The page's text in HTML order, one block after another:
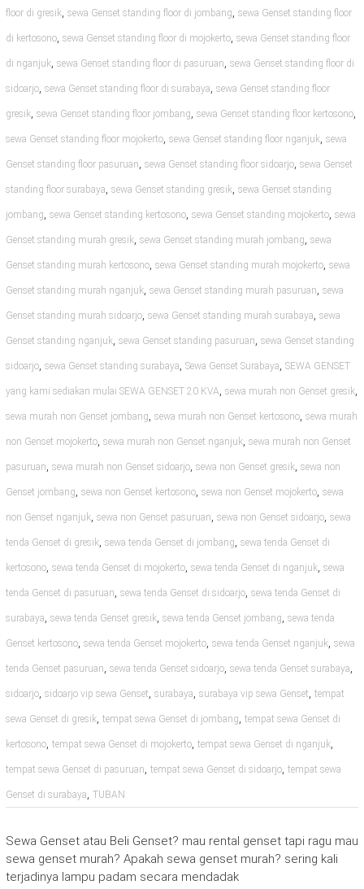
floor di gresik, sewa Genset standing floor di jombang, sewa Genset standing floor
di kertosono, sewa Genset standing floor di mojokerto, sewa Genset standing floor
di nganjuk, sewa Genset standing floor di pasuruan, sewa Genset standing floor di
sidoarjo, sewa Genset standing floor di surabaya, sewa Genset standing floor
gresik, sewa Genset standing floor jombang, sewa Genset standing floor kertosono,
sewa Genset standing floor mojokerto, sewa Genset standing floor nganjuk, sewa
Genset standing floor pasuruan, sewa Genset standing floor sidoarjo, sewa Genset
standing floor surabaya, sewa Genset standing gresik, sewa Genset standing
jombang, sewa Genset standing kertosono, sewa Genset standing mojokerto, sewa
Genset standing murah gresik, sewa Genset standing murah jombang, sewa
Genset standing murah kertosono, sewa Genset standing murah mojokerto, sewa
Genset standing murah nganjuk, sewa Genset standing murah pasuruan, sewa
Genset standing murah sidoarjo, sewa Genset standing murah surabaya, sewa
Genset standing nganjuk, sewa Genset standing pasuruan, sewa Genset standing
sidoarjo, sewa Genset standing surabaya, Sewa Genset Surabaya, SEWA GENSET
yang kami sediakan mulai SEWA GENSET 20 KVA, sewa murah non Genset gresik,
sewa murah non Genset jombang, sewa murah non Genset kertosono, sewa murah
non Genset mojokerto, sewa murah non Genset nganjuk, sewa murah non Genset
pasuruan, sewa murah non Genset sidoarjo, sewa non Genset gresik, sewa non
Genset jombang, sewa non Genset kertosono, sewa non Genset mojokerto, sewa
non Genset nganjuk, sewa non Genset pasuruan, sewa non Genset sidoarjo, sewa
tenda Genset di gresik, sewa tenda Genset di jombang, sewa tenda Genset di
kertosono, sewa tenda Genset di mojokerto, sewa tenda Genset di nganjuk, sewa
tenda Genset di pasuruan, sewa tenda Genset di sidoarjo, sewa tenda Genset di
surabaya, sewa tenda Genset gresik, sewa tenda Genset jombang, sewa tenda
Genset kertosono, sewa tenda Genset mojokerto, sewa tenda Genset nganjuk, sewa
tenda Genset pasuruan, sewa tenda Genset sidoarjo, sewa tenda Genset surabaya,
sidoarjo, sidoarjo vip sewa Genset, surabaya, surabaya vip sewa Genset, tempat
sewa Genset di gresik, tempat sewa Genset di jombang, tempat sewa Genset di
kertosono, tempat sewa Genset di mojokerto, tempat sewa Genset di nganjuk,
tempat sewa Genset di pasuruan, tempat sewa Genset di sidoarjo, tempat sewa
Genset di surabaya, TUBAN
Sewa Genset atau Beli Genset? mau rental genset tapi ragu mau
sewa genset murah? Apakah sewa genset murah? sering kali
terjadinya lampu padam secara mendadak